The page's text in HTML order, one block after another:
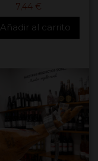
7,44 €
Añadir al carrito